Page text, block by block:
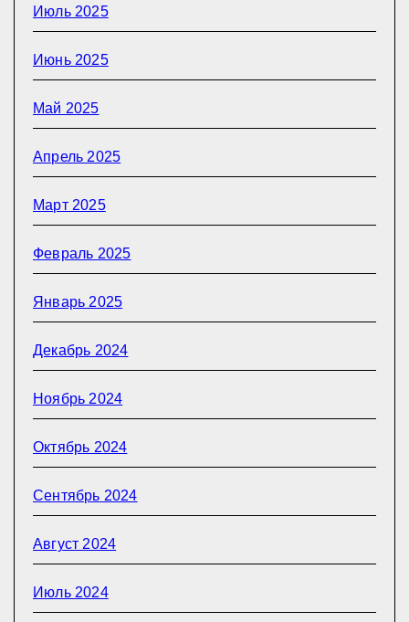
Июль 2025
Июнь 2025
Май 2025
Апрель 2025
Март 2025
Февраль 2025
Январь 2025
Декабрь 2024
Ноябрь 2024
Октябрь 2024
Сентябрь 2024
Август 2024
Июль 2024